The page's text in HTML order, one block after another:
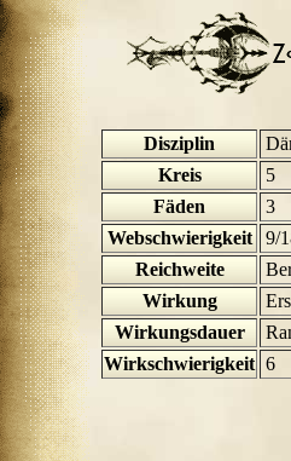
Disziplin
Kreis
5
Fäden
3
Webschwierigkeit
9/
Reichweite
Wirkung
Wirkungsdauer
Wirkschwierigkeit 6